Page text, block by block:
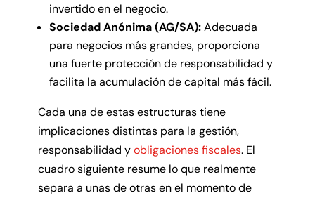
invertido en el negocio.
Sociedad Anónima (AG/SA):Adecuada
para negocios más grandes, proporciona
una fuerte protección de responsabilidad y
facilita la acumulación de capital más fácil.
Cada una de estas estructuras tiene
implicaciones distintas para la gestión,
responsabilidad yobligaciones fiscales. El
cuadro siguiente resume lo que realmente
separa a unas de otras en el momento de